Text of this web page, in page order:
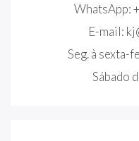
WhatsApp:
E-mail:
Seg. à sexta-
Sábado